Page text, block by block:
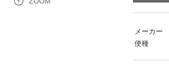
メーカー
便種